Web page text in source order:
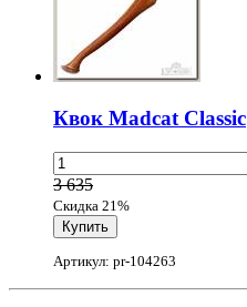
Квок Madcat Classic
3 635
Скидка 21%
Артикул: pr-104263